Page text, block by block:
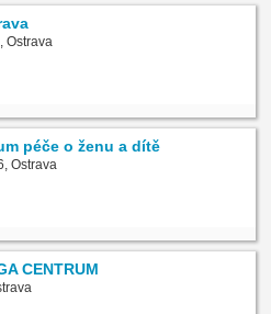
Ostrava
péče o ženu a dítě
Ostrava
CENTRUM